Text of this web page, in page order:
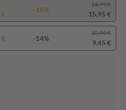
l)
-16%
18,99 €
15,95 €
l) -14%
10,99 €
9,45 €